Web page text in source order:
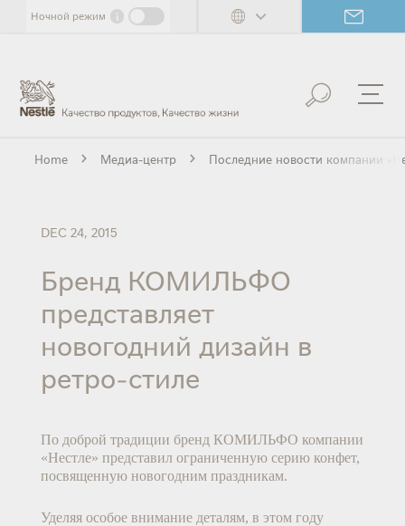
content
Ночной режим i
Home Медиа-центр Последние новости компании
Бренд КОМИЛЬФО
представляет
новогодний дизайн в
ретро-стиле
DEC 24, 2015
По доброй традиции бренд КОМИЛЬФО компании
«Нестле» представил ограниченную серию конфет,
посвященную новогодним праздникам.
Уделяя особое внимание деталям, в этом году